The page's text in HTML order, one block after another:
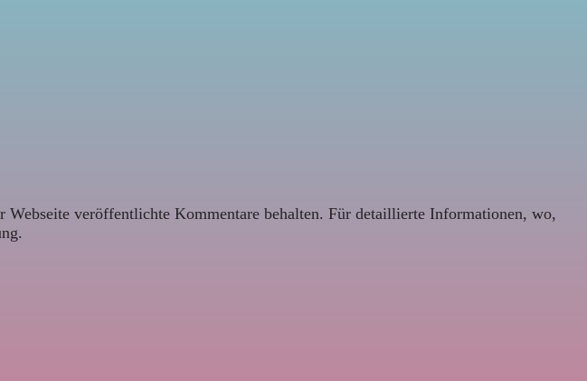
veröffentlichte Kommentare behalten. Für detaillierte Informationen, wo,